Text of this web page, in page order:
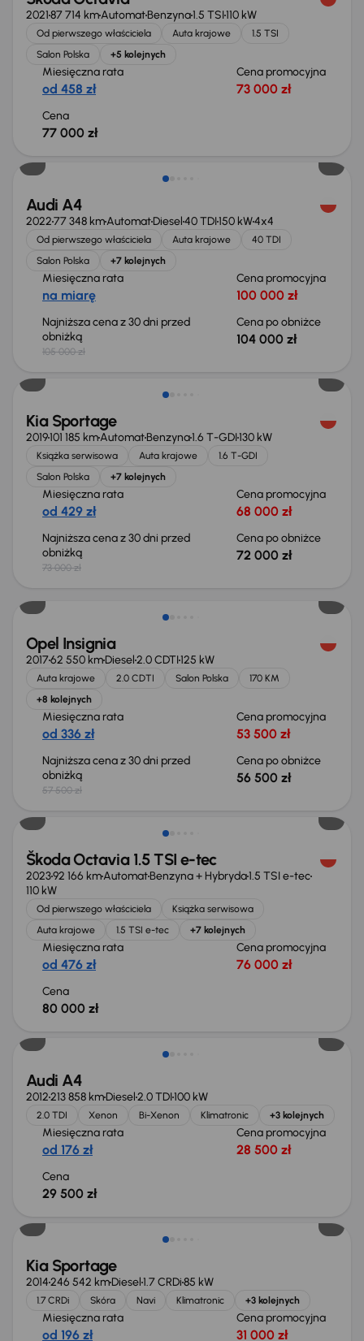
202187 714 kmAutomatBenzyna1.5 TSI110 kW
Od pierwszego właściciela Auta krajowe
1.5 TSI
Salon Polska
+5 kolejnych
Miesięczna rata
od 458 zł
Cena promocyjna
73 000 zł
Cena
77 000 zł
Audi A4
202277 348 kmAutomatDiesel40 TDI150 kW4x4
Od pierwszego właściciela Auta krajowe
40 TDI
Salon Polska
+7 kolejnych
Miesięczna rata
na miarę
Cena promocyjna
100 000 zł
Najniższa cena z 30 dni przed
obniżką
105 000 zł
Cena po obniżce
104 000 zł
Taniej o 1 000 zł
Kia Sportage
2019101 185 kmAutomatBenzyna1.6 T-GDI130 kW
Książka serwisowa Auta krajowe
1.6 T-GDI
Salon Polska
+7 kolejnych
Miesięczna rata
od 429 zł
Cena promocyjna
68 000 zł
Najniższa cena z 30 dni przed
obniżką
73 000 zł
Cena po obniżce
72 000 zł
Opel Insignia
201762 550 kmDiesel2.0 CDTI125 kW
Auta krajowe 2.0 CDTI Salon Polska
170 KM
+8 kolejnych
Miesięczna rata
od 336 zł
Cena promocyjna
53 500 zł
Najniższa cena z 30 dni przed
obniżką
57 500 zł
Cena po obniżce
56 500 zł
Możliwość odliczenia VAT
Škoda Octavia 1.5 TSI e-tec
202392 166 kmAutomatBenzyna + Hybryda1.5 TSI e-tec
110 kW
Od pierwszego właściciela
Książka serwisowa
Auta krajowe
1.5 TSI e-tec +7 kolejnych
Miesięczna rata
od 476 zł
Cena promocyjna
76 000 zł
Cena
80 000 zł
Audi A4
2012213 858 kmDiesel2.0 TDI100 kW
2.0 TDI Xenon Bi-Xenon Klimatronic +3 kolejnych
Miesięczna rata
od 176 zł
Cena promocyjna
28 500 zł
Cena
29 500 zł
Kia Sportage
2014246 542 kmDiesel1.7 CRDi85 kW
1.7 CRDi Skóra Navi Klimatronic +3 kolejnych
Miesięczna rata
od 196 zł
Cena promocyjna
31 000 zł